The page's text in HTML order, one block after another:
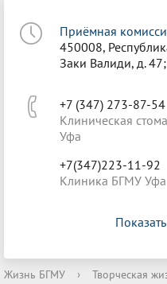
Приёмная
450008,
Заки Валиди, д.
+7 (347) 273-87-54
Клиническая
Уфа
+7(347)223-11-92
Клиника БГМУ Уфа
Жизнь БГМУ › Творческая